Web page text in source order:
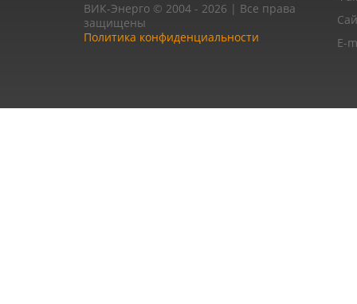
ВИК-Энерго © 2004 - 2026 | Все права
защищены
Политика конфиденциальности
E-